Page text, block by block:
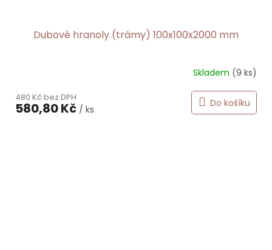
Dubové hranoly (trámy) 100x100x2000 mm
Skladem (9 ks)
480 Kč bez DPH
580,80 Kč / ks
Do košíku